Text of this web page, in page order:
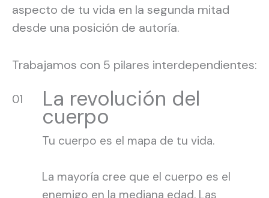
aspecto de tu vida en la segunda mitad
desde una posición de autoría.
Trabajamos con 5 pilares interdependientes:
01 La revolución del
cuerpo
Tu cuerpo es el mapa de tu vida.
La mayoría cree que el cuerpo es el
enemigo en la mediana edad. Las